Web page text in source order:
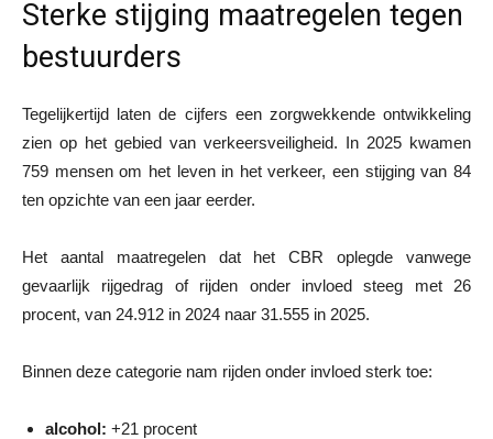
Sterke stijging maatregelen tegen
bestuurders
Tegelijkertijd laten de cijfers een zorgwekkende ontwikkeling
zien op het gebied van verkeersveiligheid. In 2025 kwamen
759 mensen om het leven in het verkeer, een stijging van 84
ten opzichte van een jaar eerder.
Het aantal maatregelen dat het CBR oplegde vanwege
gevaarlijk rijgedrag of rijden onder invloed steeg met 26
procent, van 24.912 in 2024 naar 31.555 in 2025.
Binnen deze categorie nam rijden onder invloed sterk toe:
alcohol: +21 procent